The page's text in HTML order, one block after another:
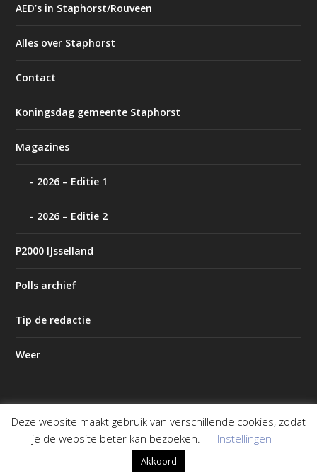
AED’s in Staphorst/Rouveen
Alles over Staphorst
Contact
Koningsdag gemeente Staphorst
Magazines
2026 – Editie 1
2026 – Editie 2
P2000 IJsselland
Polls archief
Tip de redactie
Weer
Ontworpen doorElegant Themes | Mogelijk gemaakt door
WordPress
Deze website maakt gebruik van verschillende cookies, zodat
je de website beter kan bezoeken.
Instellingen
Akkoord